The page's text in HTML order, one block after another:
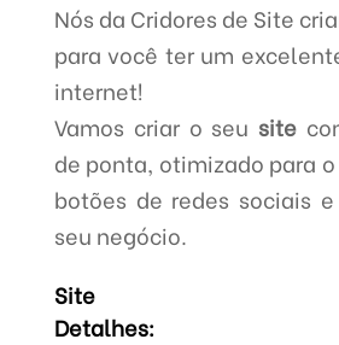
Nós da Cridores de Site
para você ter um
internet!
Vamos criar o seu site
de ponta, otimizado para
botões de redes sociais
seu negócio.
Site
Detalhes: